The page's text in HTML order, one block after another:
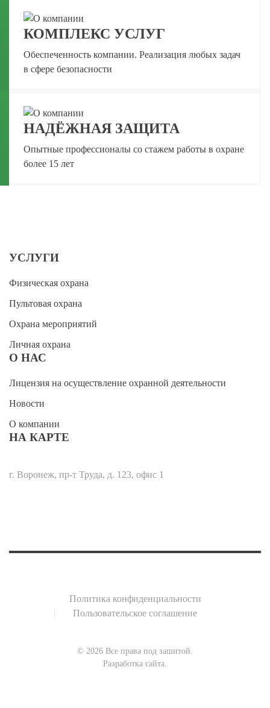
КОМПЛЕКС УСЛУГ
Обеспеченность компании. Реализация любых задач
в сфере безопасности
НАДЁЖНАЯ ЗАЩИТА
Опытные профессионалы со стажем работы в охране
более 15 лет
УСЛУГИ
Физическая охрана
Пультовая охрана
Охрана мероприятий
Личная охрана
О НАС
Лицензия на осуществление охранной деятельности
Новости
О компании
НА КАРТЕ
г. Воронеж, пр-т Труда, д. 123, офис 1
Политика конфиденциальности
Пользовательское соглашение
© 2026 Все права под зашитой.
Разработка сайта.